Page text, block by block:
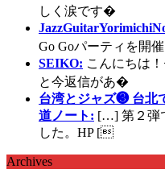
しく涙です�
Go Goパーティを開
SEIKO: こんにちは
と今返信があ�
台湾とジャズ❸ 台北
道ノート: […] 第２弾
した。HP [
Archives